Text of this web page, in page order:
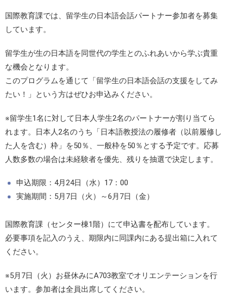
国際教育課では、留学生の日本語会話パートナー参加者を募集
しています。
留学生が生の日本語を同世代の学生とのふれあいから学ぶ貴重
な機会となります。
このプログラムを通じて「留学生の日本語会話の支援をしてみ
たい！」という方はぜひお申込みください。
※留学生1名に対して日本人学生2名のパートナーが割り当てら
れます。日本人2名のうち「日本語教授法の履修者（以前履修し
た人を含む）枠」を50％、一般枠を50％とする予定です。応募
人数多数の場合は未経験者を優先、残りを抽選で決定します。
申込期限：4月24日（水）17：00
実施期間：5月7日（火）～6月7日（金）
国際教育課（センター棟1階）にて申込書を配布しています。
必要事項を記入のうえ、期限内に同課内にある提出箱に入れて
ください。
※5月7日（火）お昼休みにA703教室でオリエンテーションを行
います。参加者は全員出席してください。